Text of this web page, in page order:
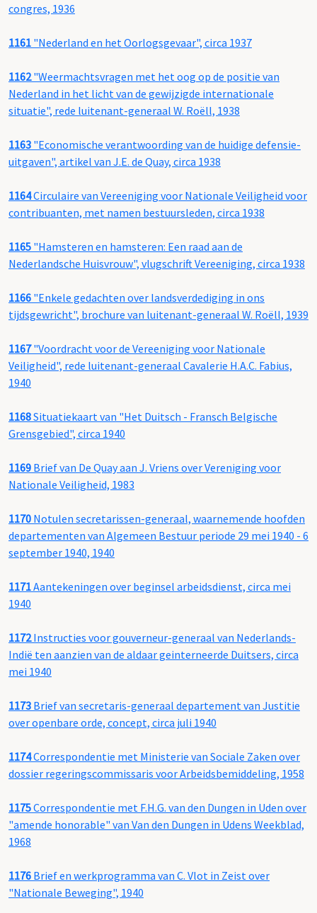
congres, 1936
1161 "Nederland en het Oorlogsgevaar", circa 1937
1162"Weermachtsvragen met het oog op de positie van
Nederland in het licht van de gewijzigde internationale
situatie", rede luitenant-generaal W. Roëll, 1938
1163 "Economische verantwoording van de huidige defensie-
uitgaven", artikel van J.E. de Quay, circa 1938
1164Circulaire van Vereeniging voor Nationale Veiligheid voor
contribuanten, met namen bestuursleden, circa 1938
1165 "Hamsteren en hamsteren: Een raad aan de
Nederlandsche Huisvrouw", vlugschrift Vereeniging, circa 1938
1166 "Enkele gedachten over landsverdediging in ons
tijdsgewricht", brochure van luitenant-generaal W. Roëll, 1939
1167"Voordracht voor de Vereeniging voor Nationale
Veiligheid", rede luitenant-generaal Cavalerie H.A.C. Fabius,
1940
1168Situatiekaart van "Het Duitsch - Fransch Belgische
Grensgebied", circa 1940
1169 Brief van De Quay aan J. Vriens over Vereniging voor
Nationale Veiligheid, 1983
1170 Notulen secretarissen-generaal, waarnemende hoofden
departementen van Algemeen Bestuur periode 29 mei 1940 - 6
september 1940, 1940
1171Aantekeningen over beginsel arbeidsdienst, circa mei
1940
1172Instructies voor gouverneur-generaal van Nederlands-
Indië ten aanzien van de aldaar geinterneerde Duitsers, circa
mei 1940
1173 Brief van secretaris-generaal departement van Justitie
over openbare orde, concept, circa juli 1940
1174Correspondentie met Ministerie van Sociale Zaken over
dossier regeringscommissaris voor Arbeidsbemiddeling, 1958
1175Correspondentie met F.H.G. van den Dungen in Uden over
"amende honorable" van Van den Dungen in Udens Weekblad,
1968
1176 Brief en werkprogramma van C. Vlot in Zeist over
"Nationale Beweging", 1940